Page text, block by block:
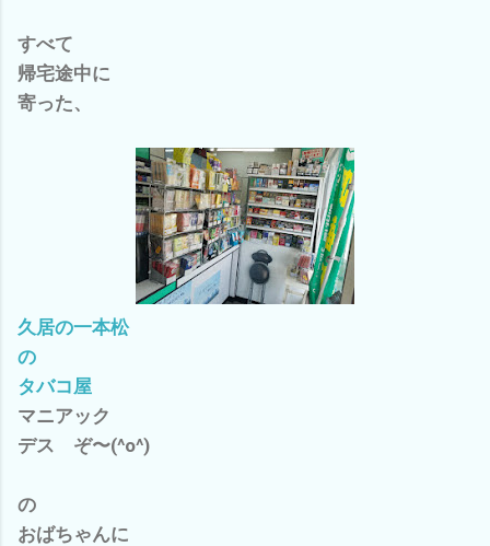
すべて
帰宅途中に
寄った、
久居の一本松
の
タバコ屋
マニアック
デス ぞ〜(^o^)
の
おばちゃんに